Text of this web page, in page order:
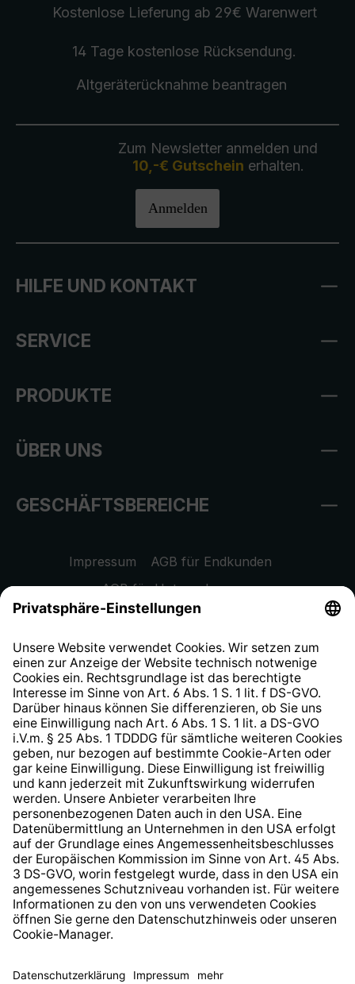
Kostenlose Lieferung ab 29€ Warenwert
14 Tage kostenlose Rücksendung.
Altgeräterücknahmebeantragen
Zum Newsletter anmelden und
10,-€ Gutschein erhalten.
Anmelden
HILFE UND KONTAKT
SERVICE
PRODUKTE
ÜBER UNS
GESCHÄFTSBEREICHE
Impressum
AGB für Endkunden
AGB für Unternehmen
Datenschutzhinweis
Widerrufsrecht
Hinweisgeberschutzsystem
Barrierefreiheit
* Alle Preise inkl. gesetzl. Mehrwertsteuer zzgl.
anders angegeben.